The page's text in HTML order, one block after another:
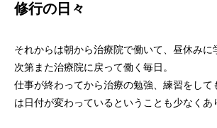
修行の日々
それからは朝から治療院で働いて、昼休みに
次第また治療院に戻って働く毎日。
仕事が終わってから治療の勉強、練習をして
は日付が変わっているということも少なくあ